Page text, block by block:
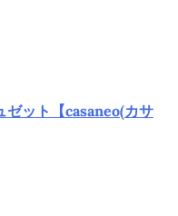
ゼット【casaneo(カサ